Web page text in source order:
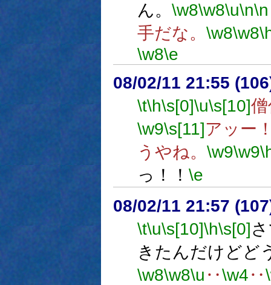
ん。 \w8\w8\u\n\n
手だな。 \w8\w8
\w8\e
08/02/11 21:55
\t\h\s[0]\u\s[10]
\w9\s[11]アッー
うやね。 \w9\w9
っ！！ \e
08/02/11 21:57
\t\u\s[10]\h\s[0]
きたんだけどど
\w8\w8\u ‥\w4‥